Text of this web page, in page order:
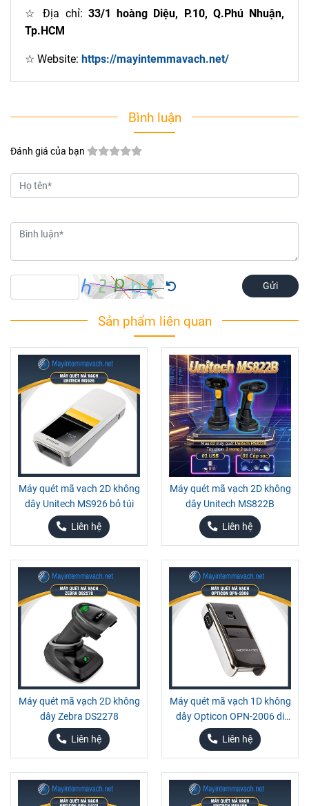
☆ Địa chỉ: 33/1 hoàng Diệu, P.10, Q.Phú Nhuận,
Tp.HCM
☆ Website: https://mayintemmavach.net/
Bình luận
Đánh giá của bạn
Gửi
Sản phẩm liên quan
Máy quét mã vạch 2D không
dây Unitech MS926 bỏ túi
Liên hệ
Máy quét mã vạch 2D không
dây Unitech MS822B
Liên hệ
Máy quét mã vạch 2D không
dây Zebra DS2278
Liên hệ
Máy quét mã vạch 1D không
dây Opticon OPN-2006 di
động
Liên hệ